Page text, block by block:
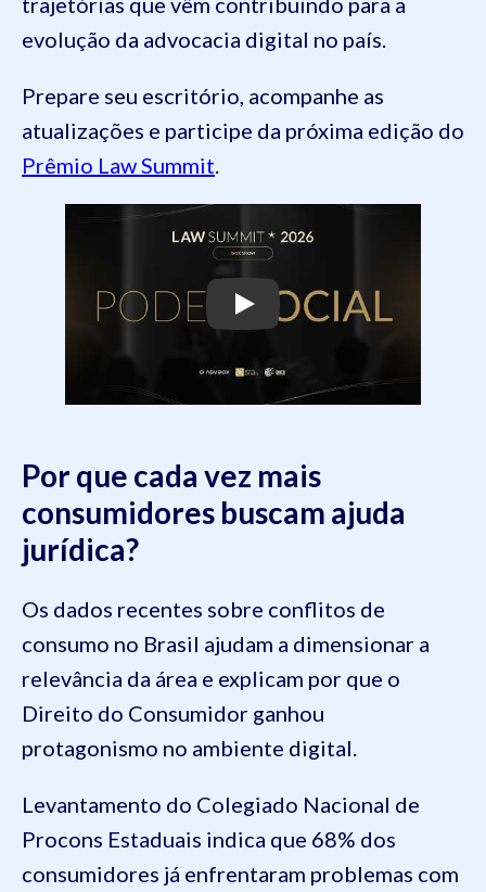
evolução da advocacia digital no país.
Prepare seu escritório, acompanhe as
atualizações e participe da próxima edição do
Prêmio Law Summit.
Play
Por que cada vez mais
consumidores buscam ajuda
jurídica?
Os dados recentes sobre conflitos de
consumo no Brasil ajudam a dimensionar a
relevância da área e explicam por que o
Direito do Consumidor ganhou
protagonismo no ambiente digital.
Levantamento do Colegiado Nacional de
Procons Estaduais indica que 68% dos
consumidores já enfrentaram problemas com